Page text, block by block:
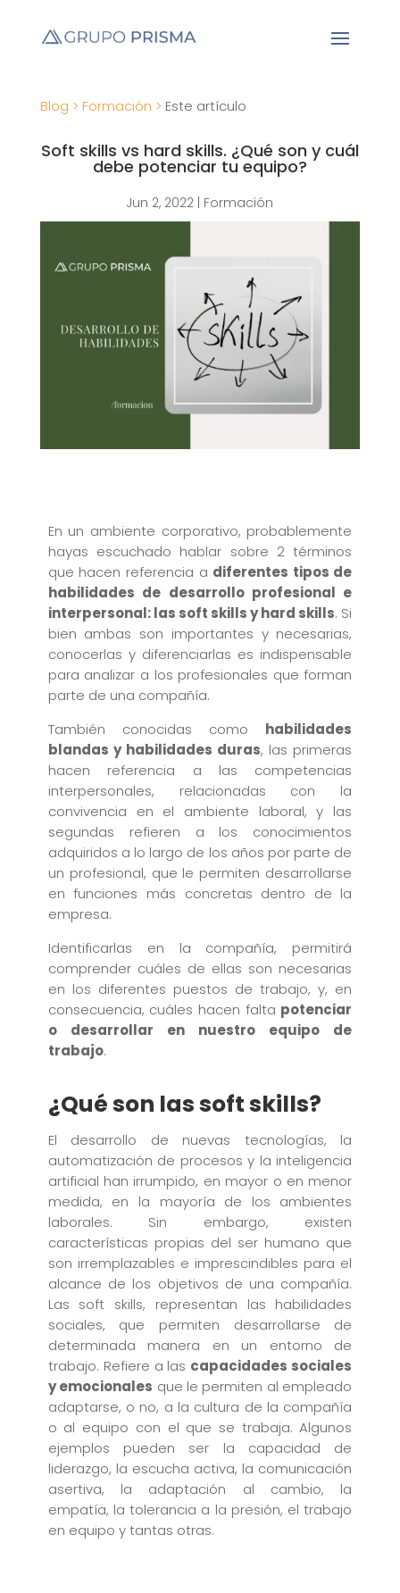
Blog > Formación > Este artículo
Soft skills vs hard skills. ¿Qué son y cuál
debe potenciar tu equipo?
Jun 2, 2022 Formación
En un ambiente corporativo, probablemente
hayas escuchado hablar sobre 2 términos
que hacen referencia a diferentes tipos de
habilidades de desarrollo profesional e
interpersonal: las soft skills y hard skills. Si
bien ambas son importantes y necesarias,
conocerlas y diferenciarlas es indispensable
para analizar a los profesionales que forman
parte de una compañía.
También conocidas como habilidades
blandas y habilidades duras, las primeras
hacen referencia a las competencias
interpersonales, relacionadas con la
convivencia en el ambiente laboral, y las
segundas refieren a los conocimientos
adquiridos a lo largo de los años por parte de
un profesional, que le permiten desarrollarse
en funciones más concretas dentro de la
empresa.
Identificarlas en la compañía, permitirá
comprender cuáles de ellas son necesarias
en los diferentes puestos de trabajo, y, en
consecuencia, cuáles hacen falta potenciar
o desarrollar en nuestro equipo de
trabajo.
¿Qué son las soft skills?
El desarrollo de nuevas tecnologías, la
automatización de procesos y la inteligencia
artificial han irrumpido, en mayor o en menor
medida, en la mayoría de los ambientes
laborales. Sin embargo, existen
características propias del ser humano que
son irremplazables e imprescindibles para el
alcance de los objetivos de una compañía.
Las soft skills, representan las habilidades
sociales, que permiten desarrollarse de
determinada manera en un entorno de
trabajo. Refiere a las capacidades sociales
y emocionales que le permiten al empleado
adaptarse, o no, a la cultura de la compañía
o al equipo con el que se trabaja. Algunos
ejemplos pueden ser la capacidad de
liderazgo, la escucha activa, la comunicación
asertiva, la adaptación al cambio, la
empatía, la tolerancia a la presión, el trabajo
en equipo y tantas otras.